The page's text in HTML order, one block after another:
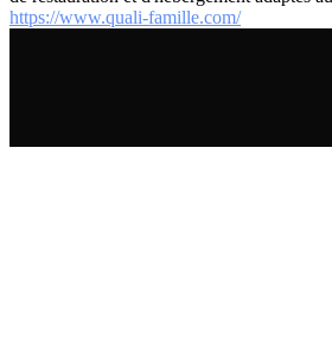
https://www.quali-famille.com/